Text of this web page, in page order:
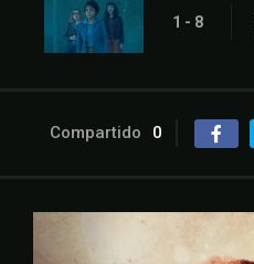
1 - 8
Compartido 0